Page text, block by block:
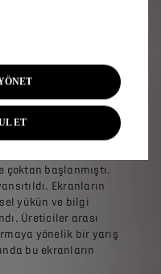
2020'de
ile, daha az
başlanmıştı.
Ekranların
yükün ve bilgi
Üreticiler arası
yönelik bir yarış
bu ekranların
ET